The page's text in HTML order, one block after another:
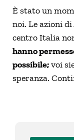
È stato un
noi. Le azioni
centro Italia
hanno
possibile;voi
speranza.